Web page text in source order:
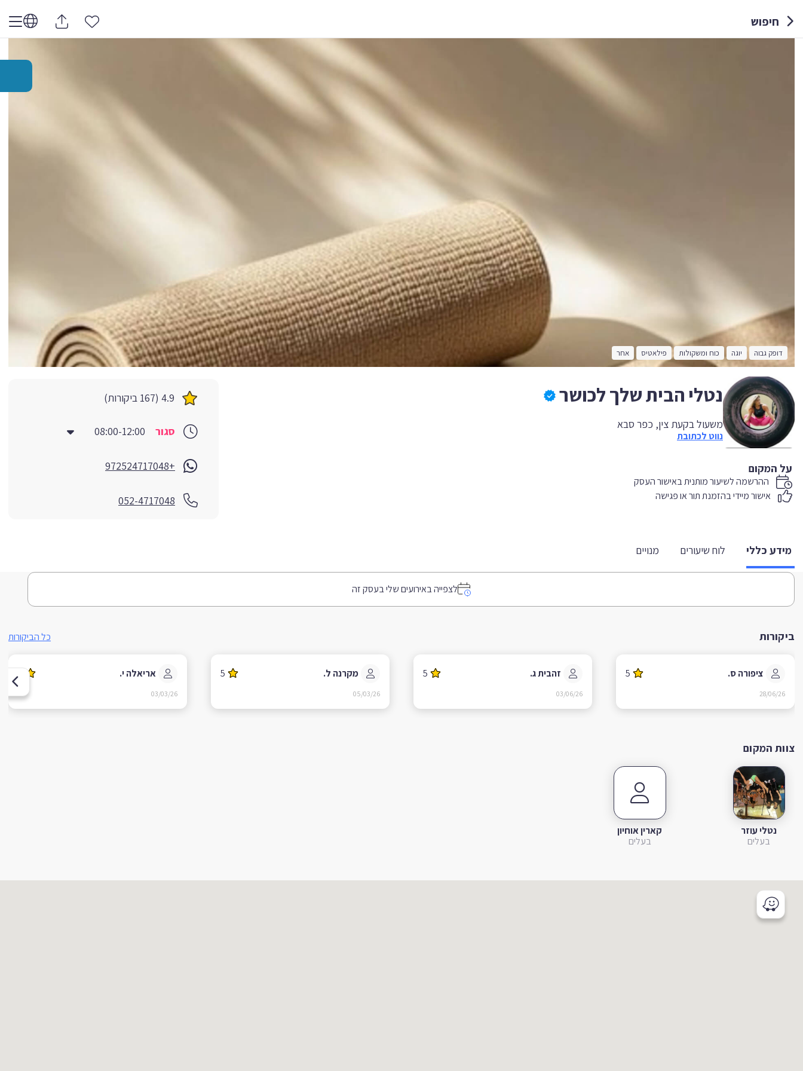
חיפוש
דופק גבוה יוגה כוח ומשקולות פילאטיס אחר
נטלי הבית שלך לכושר
משעול בקעת צין, כפר סבא
נווט לכתובת
על המקום
ההרשמה לשיעור מותנית באישור העסק
אישור מיידי בהזמנת תור או פגישה
4.9 (167 ביקורות)
סגור 08:00-12:00
+972524717048
052-4717048
מידע כללי לוח שיעורים מנויים
לצפייה באירועים שלי בעסק זה
ביקורות כל הביקורות
ציפורה ס. 5
28/06/26
זהבית ג. 5
03/06/26
מקרנה ל. 5
05/03/26
אריאלה י.
03/03/26
צוות המקום
נטלי עוזר
בעלים
קארין אוחיון
בעלים